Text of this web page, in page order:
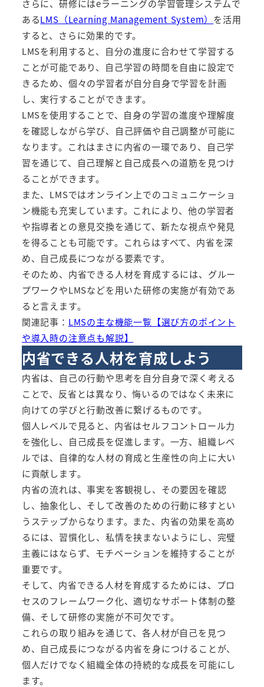
さらに、研修にはeラーニングの学習管理システムで
あるLMS（Learning Management System） を活用
すると、さらに効果的です。
LMSを利用すると、自分の進度に合わせて学習する
ことが可能であり、自己学習の時間を自由に設定で
きるため、個々の学習者が自分自身で学習を計画
し、実行することができます。
LMSを使用することで、自身の学習の進度や理解度
を確認しながら学び、自己評価や自己調整が可能に
なります。これはまさに内省の一環であり、自己学
習を通じて、自己理解と自己成長への道筋を見つけ
ることができます。
また、LMSではオンライン上でのコミュニケーショ
ン機能も充実しています。これにより、他の学習者
や指導者との意見交換を通じて、新たな視点や発見
を得ることも可能です。これらはすべて、内省を深
め、自己成長につながる要素です。
そのため、内省できる人材を育成するには、グルー
プワークやLMSなどを用いた研修の実施が有効であ
ると言えます。
関連記事： LMSの主な機能一覧【選び方のポイント
や導入時の注意点も解説】
内省できる人材を育成しよう
内省は、自己の行動や思考を自分自身で深く考える
ことで、反省とは異なり、悔いるのではなく未来に
向けての学びと行動改善に繋げるものです。
個人レベルで見ると、内省はセルフコントロール力
を強化し、自己成長を促進します。一方、組織レベ
ルでは、自律的な人材の育成と生産性の向上に大い
に貢献します。
内省の流れは、事実を客観視し、その要因を確認
し、抽象化し、そして改善のための行動に移すとい
うステップからなります。また、内省の効果を高め
るには、習慣化し、私情を挟まないようにし、完璧
主義にはならず、モチベーションを維持することが
重要です。
そして、内省できる人材を育成するためには、プロ
セスのフレームワーク化、適切なサポート体制の整
備、そして研修の実施が不可欠です。
これらの取り組みを通じて、各人材が自己を見つ
め、自己成長につながる内省を身につけることが、
個人だけでなく組織全体の持続的な成長を可能にし
ます。